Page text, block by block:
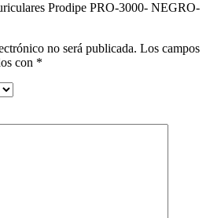
Prodipe PRO-3000- NEGRO-
no será publicada. Los campos
con *